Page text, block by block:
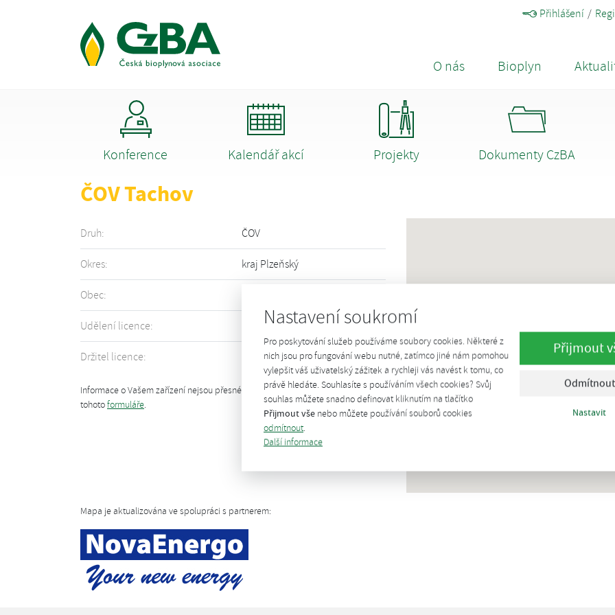
Nastavení soukromí
Pro poskytování služeb používáme soubory cookies. Některé z
nich jsou pro fungování webu nutné, zatímco jiné nám pomohou
vylepšit váš uživatelský zážitek a rychleji vás navést k tomu, co
právě hledáte. Souhlasíte s používáním všech cookies? Svůj
souhlas můžete snadno definovat kliknutím na tlačítko
Přijmout vše nebo můžete používání souborů cookies
odmítnout.
Další informace
Přijmout
Odmítnout
Nastavit
Přihlášení
O nás Bioplyn
Konference Kalendář akcí Projekty Dokumenty CzBA
ČOV Tachov
Druh: ČOV
Okres: kraj Plzeňský
Obec:
Udělení licence:
Držitel licence: více informací
Informace o Vašem zařízení nejsou přesné či úplné? Upravte informace pomocí
tohotoformuláře.
Mapa je aktualizována ve spolupráci s partnerem: